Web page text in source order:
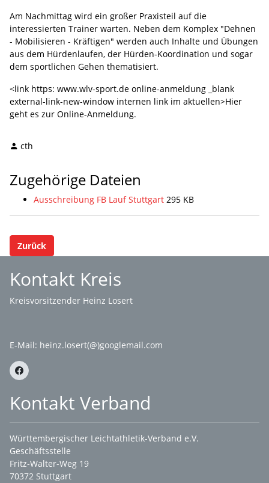
Am Nachmittag wird ein großer Praxisteil auf die
interessierten Trainer warten. Neben dem Komplex "Dehnen
- Mobilisieren - Kräftigen" werden auch Inhalte und Übungen
aus dem Hürdenlaufen, der Hürden-Koordination und sogar
dem sportlichen Gehen thematisiert.
<link https: www.wlv-sport.de online-anmeldung _blank
external-link-new-window internen link im aktuellen>Hier
geht es zur Online-Anmeldung.
cth
Zugehörige Dateien
Ausschreibung FB Lauf Stuttgart 295 KB
Zurück
Kontakt Kreis
Kreisvorsitzender Heinz Losert
E-Mail: heinz.losert(@)googlemail.com
Kontakt Verband
Württembergischer Leichtathletik-Verband e.V.
Geschäftsstelle
Fritz-Walter-Weg 19
70372 Stuttgart